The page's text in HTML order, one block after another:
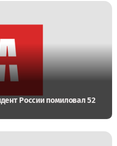
России помиловал 52